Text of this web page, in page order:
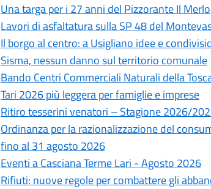
Una targa per i 27 anni del Pizzorante Il Merlo
Lavori di asfaltatura sulla SP 48 del
Il borgo al centro: a Usigliano idee e
Sisma, nessun danno sul territorio comunale
Bando Centri Commerciali Naturali della
Tari 2026 più leggera per famiglie e imprese
Ritiro tesserini venatori – Stagione 2026/
Ordinanza per la razionalizzazione del
fino al 31 agosto 2026
Eventi a Casciana Terme Lari - Agosto 2026
Rifiuti: nuove regole per combattere gli